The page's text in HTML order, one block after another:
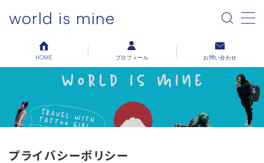
world is mine
MENU
プロフィール
HOME プロフィール お問い合わせ
プライバシーポリシー